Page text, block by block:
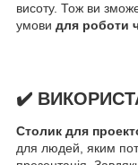
висоту. Тож ви
умови для роботи
✔️
Столик для
для людей, яким